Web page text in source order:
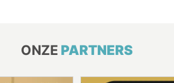
ONZE PARTNERS